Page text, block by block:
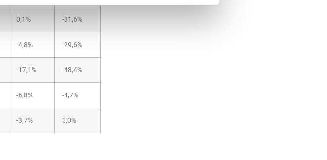
0,1% -31,6%
-4,8% -29,6%
-17,1% -48,4%
-6,8% -4,7%
-3,7% 3,0%